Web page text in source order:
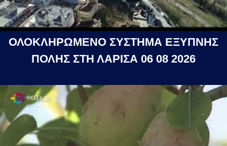
ΟΛΟΚΛΗΡΩΜΕΝΟ ΣΥΣΤΗΜΑ ΕΞΥΠΝΗΣ
ΠΟΛΗΣ ΣΤΗ ΛΑΡΙΣΑ 06 08 2026